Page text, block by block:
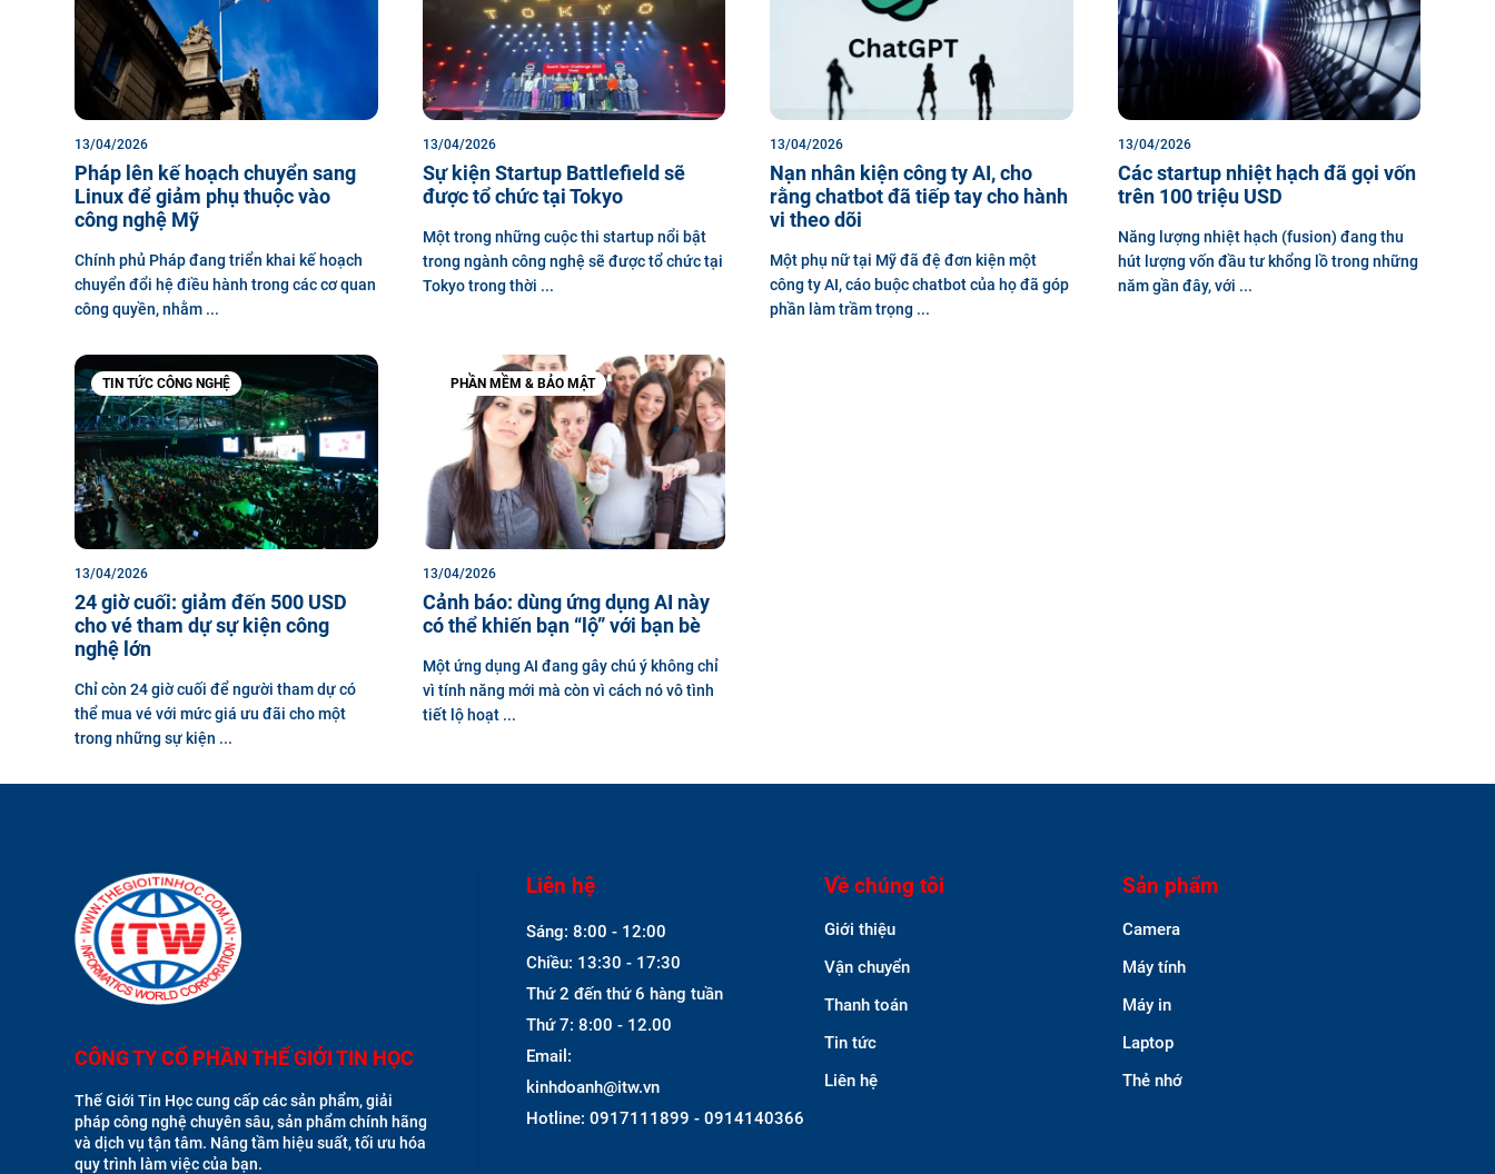
13/04/2026
Pháp lên kế hoạch chuyển sang
Linux để giảm phụ thuộc vào
công nghệ Mỹ
Chính phủ Pháp đang triển khai kế hoạch
chuyển đổi hệ điều hành trong các cơ quan
công quyền, nhằm ...
13/04/2026
Sự kiện Startup Battlefield sẽ
được tổ chức tại Tokyo
Một trong những cuộc thi startup nổi bật
trong ngành công nghệ sẽ được tổ chức tại
Tokyo trong thời ...
13/04/2026
Nạn nhân kiện công ty AI, cho
rằng chatbot đã tiếp tay cho hành
vi theo dõi
Một phụ nữ tại Mỹ đã đệ đơn kiện một
công ty AI, cáo buộc chatbot của họ đã góp
phần làm trầm trọng ...
13/04/2026
Các startup nhiệt hạch đã gọi vốn
trên 100 triệu USD
Năng lượng nhiệt hạch (fusion) đang thu
hút lượng vốn đầu tư khổng lồ trong những
năm gần đây, với ...
TIN TỨC CÔNG NGHỆ
13/04/2026
24 giờ cuối: giảm đến 500 USD
cho vé tham dự sự kiện công
nghệ lớn
Chỉ còn 24 giờ cuối để người tham dự có
thể mua vé với mức giá ưu đãi cho một
trong những sự kiện ...
PHẦN MỀM & BẢO MẬT
13/04/2026
Cảnh báo: dùng ứng dụng AI này
có thể khiến bạn “lộ” với bạn bè
Một ứng dụng AI đang gây chú ý không chỉ
vì tính năng mới mà còn vì cách nó vô tình
tiết lộ hoạt ...
CÔNG TY CỔ PHẦN THẾ GIỚI TIN HỌC
Thế Giới Tin Học cung cấp các sản phẩm, giải
pháp công nghệ chuyên sâu, sản phẩm chính hãng
và dịch vụ tận tâm. Nâng tầm hiệu suất, tối ưu hóa
quy trình làm việc của bạn.
Liên hệ
Sáng: 8:00 - 12:00
Chiều: 13:30 - 17:30
Thứ 2 đến thứ 6 hàng tuần
Thứ 7: 8:00 - 12.00
Email:
kinhdoanh@itw.vn
Hotline: 0917111899 - 0914140366
Về chúng tôi
Giới thiệu
Vận chuyển
Thanh toán
Tin tức
Liên hệ
Sản phẩm
Camera
Máy tính
Máy in
Laptop
Thẻ nhớ